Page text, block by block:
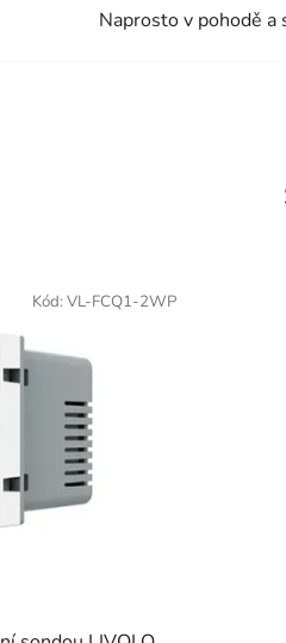
Naprosto v pohodě a
Kód:VL-FCQ1-2WP